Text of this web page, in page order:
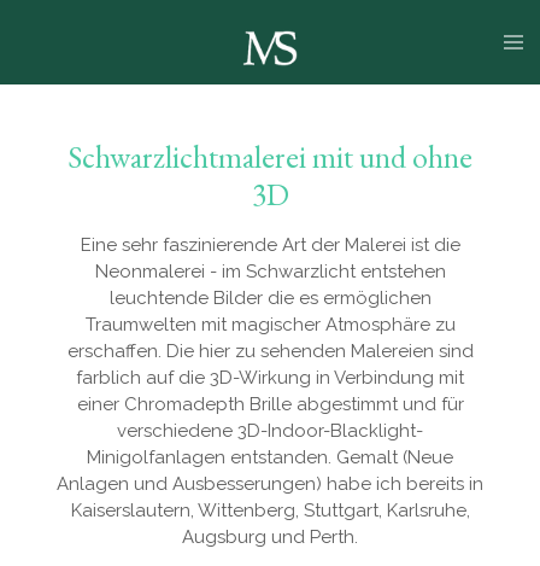
Schwarzlichtmalerei mit und ohne
3D
Eine sehr faszinierende Art der Malerei ist die
Neonmalerei - im Schwarzlicht entstehen
leuchtende Bilder die es ermöglichen
Traumwelten mit magischer Atmosphäre zu
erschaffen. Die hier zu sehenden Malereien sind
farblich auf die 3D-Wirkung in Verbindung mit
einer Chromadepth Brille abgestimmt und für
verschiedene 3D-Indoor-Blacklight-
Minigolfanlagen entstanden. Gemalt (Neue
Anlagen und Ausbesserungen) habe ich bereits in
Kaiserslautern, Wittenberg, Stuttgart, Karlsruhe,
Augsburg und Perth.